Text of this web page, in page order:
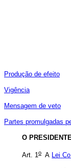
Produção de efeito
Vigência
Mensagem de veto
Partes promulgadas
O
Art. 1o A Lei Co